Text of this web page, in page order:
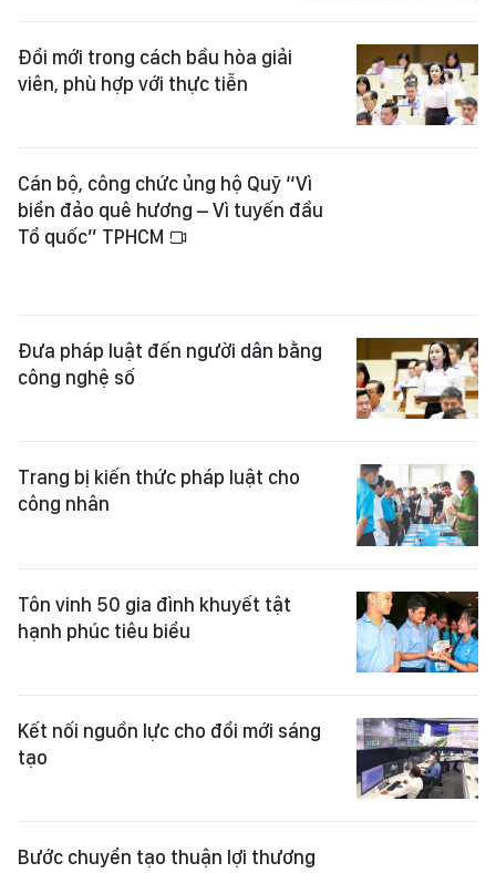
Đổi mới trong cách bầu hòa giải
viên, phù hợp với thực tiễn
Cán bộ, công chức ủng hộ Quỹ “Vì
biển đảo quê hương – Vì tuyến đầu
Tổ quốc” TPHCM
Đưa pháp luật đến người dân bằng
công nghệ số
Trang bị kiến thức pháp luật cho
công nhân
Tôn vinh 50 gia đình khuyết tật
hạnh phúc tiêu biểu
Kết nối nguồn lực cho đổi mới sáng
tạo
Bước chuyển tạo thuận lợi thương